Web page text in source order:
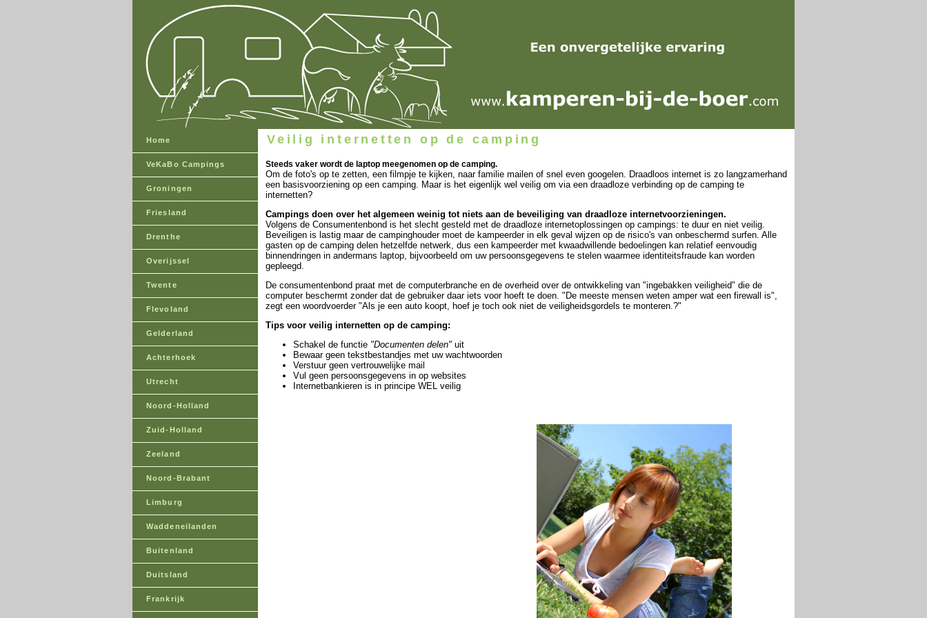
Home
VeKaBo Campings
Groningen
Friesland
Drenthe
Overijssel
Twente
Flevoland
Gelderland
Achterhoek
Utrecht
Noord-Holland
Zuid-Holland
Zeeland
Noord-Brabant
Limburg
Waddeneilanden
Buitenland
Duitsland
Frankrijk
Veilig internetten op de camping
Steeds vaker wordt de laptop meegenomen op de camping.
Om de foto's op te zetten, een filmpje te kijken, naar familie mailen of snel even googelen. Draadloos internet is zo langzamerhand
een basisvoorziening op een camping. Maar is het eigenlijk wel veilig om via een draadloze verbinding op de camping te
internetten?
Campings doen over het algemeen weinig tot niets aan de beveiliging van draadloze internetvoorzieningen.
Volgens de Consumentenbond is het slecht gesteld met de draadloze internetoplossingen op campings: te duur en niet veilig.
Beveiligen is lastig maar de campinghouder moet de kampeerder in elk geval wijzen op de risico's van onbeschermd surfen. Alle
gasten op de camping delen hetzelfde netwerk, dus een kampeerder met kwaadwillende bedoelingen kan relatief eenvoudig
binnendringen in andermans laptop, bijvoorbeeld om uw persoonsgegevens te stelen waarmee identiteitsfraude kan worden
gepleegd.
De consumentenbond praat met de computerbranche en de overheid over de ontwikkeling van "ingebakken veiligheid" die de
computer beschermt zonder dat de gebruiker daar iets voor hoeft te doen. "De meeste mensen weten amper wat een firewall is",
zegt een woordvoerder "Als je een auto koopt, hoef je toch ook niet de veiligheidsgordels te monteren.?"
Tips voor veilig internetten op de camping:
Schakel de functie "Documenten delen" uit
Bewaar geen tekstbestandjes met uw wachtwoorden
Verstuur geen vertrouwelijke mail
Vul geen persoonsgegevens in op websites
Internetbankieren is in principe WEL veilig